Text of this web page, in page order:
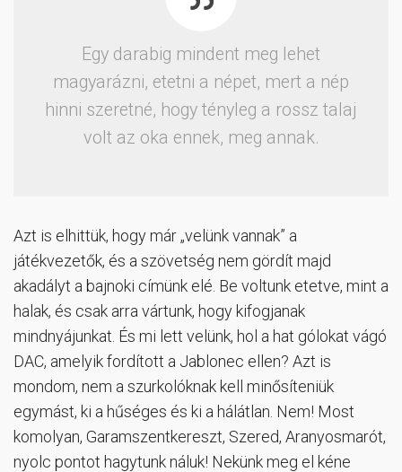
Egy darabig mindent meg lehet
magyarázni, etetni a népet, mert a nép
hinni szeretné, hogy tényleg a rossz talaj
volt az oka ennek, meg annak.
Azt is elhittük, hogy már „velünk vannak” a
játékvezetők, és a szövetség nem gördít majd
akadályt a bajnoki címünk elé. Be voltunk etetve, mint a
halak, és csak arra vártunk, hogy kifogjanak
mindnyájunkat. És mi lett velünk, hol a hat gólokat vágó
DAC, amelyik fordított a Jablonec ellen? Azt is
mondom, nem a szurkolóknak kell minősíteniük
egymást, ki a hűséges és ki a hálátlan. Nem! Most
komolyan, Garamszentkereszt, Szered, Aranyosmarót,
nyolc pontot hagytunk náluk! Nekünk meg el kéne